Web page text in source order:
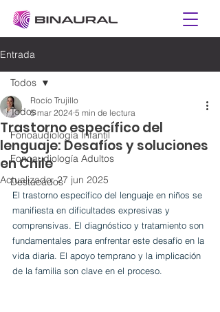
Entrada
Todos
Fonoaudiología Infantil
Fonoaudiología Adultos
Destacados
Todos
Trastorno específico del
lenguaje: Desafíos y soluciones
en Chile
Rocío Trujillo
5 mar 2024 5 min de lectura
Actualizado:27 jun 2025
El trastorno específico del lenguaje en niños se
manifiesta en dificultades expresivas y
comprensivas. El diagnóstico y tratamiento son
fundamentales para enfrentar este desafío en la
vida diaria. El apoyo temprano y la implicación
de la familia son clave en el proceso.